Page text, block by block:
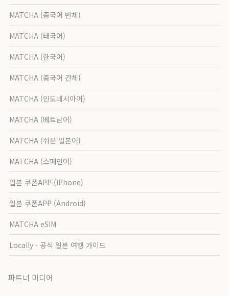
MATCHA (중국어 번체)
MATCHA (태국어)
MATCHA (한국어)
MATCHA (중국어 간체)
MATCHA (인도네시아어)
MATCHA (베트남어)
MATCHA (쉬운 일본어)
MATCHA (스페인어)
일본 쿠폰APP (iPhone)
일본 쿠폰APP (Android)
MATCHA eSIM
Locally - 공식 일본 여행 가이드
파트너 미디어